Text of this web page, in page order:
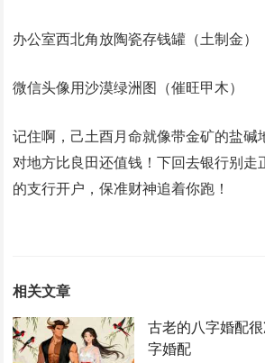
办公室西北角放陶瓷存钱罐（土制金）
微信头像用沙漠绿洲图（催旺甲木）
记住啊，己土酉月命就像带金矿的盐
对地方比良田还值钱！下回去银行别走
的支行开户，保准财神追着你跑！
相关文章
古老的八字婚配
字婚配